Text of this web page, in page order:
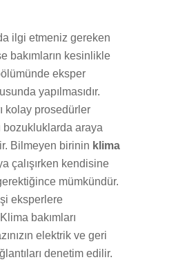
ilgi etmeniz gereken
bakımların kesinlikle
eksper
yapılmasıdır.
kolay prosedürler
bozukluklarda araya
Bilmeyen birinin klima
çalışırken kendisine
mümkündür.
eksperlere
Klima bakımları
elektrik ve geri
denetim edilir.